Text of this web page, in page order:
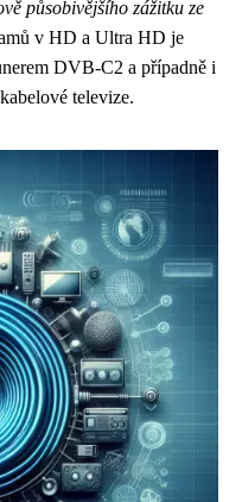
působivějšího zážitku ze
v HD a Ultra HD je
DVB-C2 a případně i
televize.